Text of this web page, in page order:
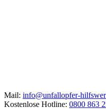
Mail: info@unfallopfer-
Kostenlose Hotline: 0800 863